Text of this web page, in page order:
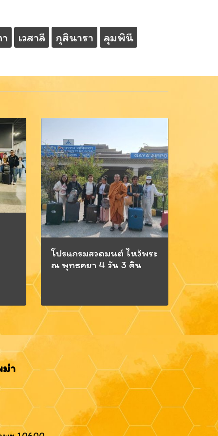
เวสาลี กุสินารา
ลุมพินี
โปรแกรมสวดมนต์ ไหว้พระ
ณ พุทธคยา 4 วัน 3 คืน
า